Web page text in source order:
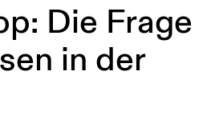
Die Frage
in der